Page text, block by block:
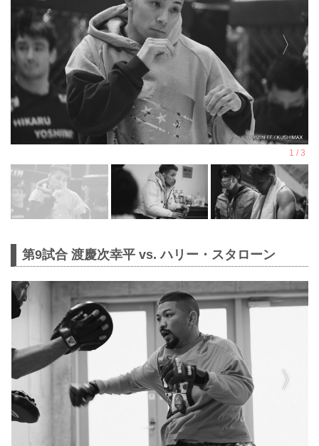
第9試合 渡慶次幸平 vs. ハリー・スタローン